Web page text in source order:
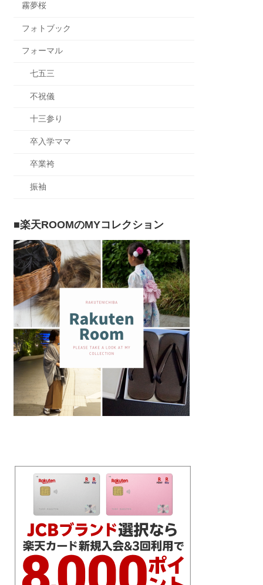
霧夢桜
フォトブック
フォーマル
七五三
不祝儀
十三参り
卒入学ママ
卒業袴
振袖
■楽天ROOMのMYコレクション